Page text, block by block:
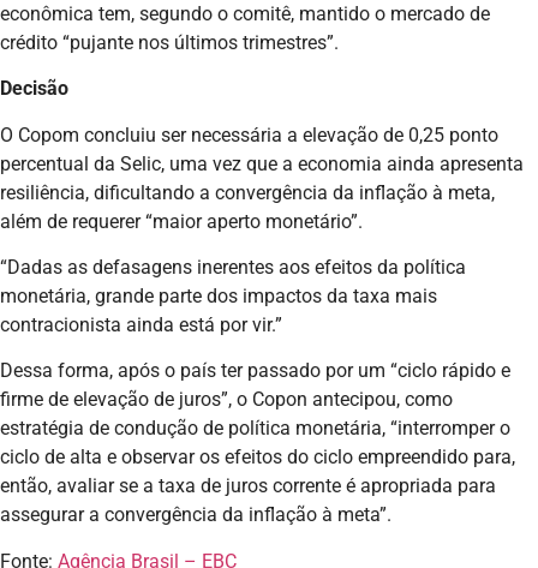
econômica tem, segundo o comitê, mantido o mercado de
crédito “pujante nos últimos trimestres”.
Decisão
O Copom concluiu ser necessária a elevação de 0,25 ponto
percentual da Selic, uma vez que a economia ainda apresenta
resiliência, dificultando a convergência da inflação à meta,
além de requerer “maior aperto monetário”.
“Dadas as defasagens inerentes aos efeitos da política
monetária, grande parte dos impactos da taxa mais
contracionista ainda está por vir.”
Dessa forma, após o país ter passado por um “ciclo rápido e
firme de elevação de juros”, o Copon antecipou, como
estratégia de condução de política monetária, “interromper o
ciclo de alta e observar os efeitos do ciclo empreendido para,
então, avaliar se a taxa de juros corrente é apropriada para
assegurar a convergência da inflação à meta”.
Fonte: Agência Brasil – EBC